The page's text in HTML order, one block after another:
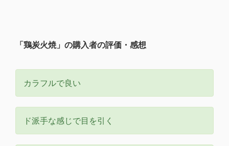
「鶏炭火焼」の購入者の評価・感想
カラフルで良い
ド派手な感じで目を引く